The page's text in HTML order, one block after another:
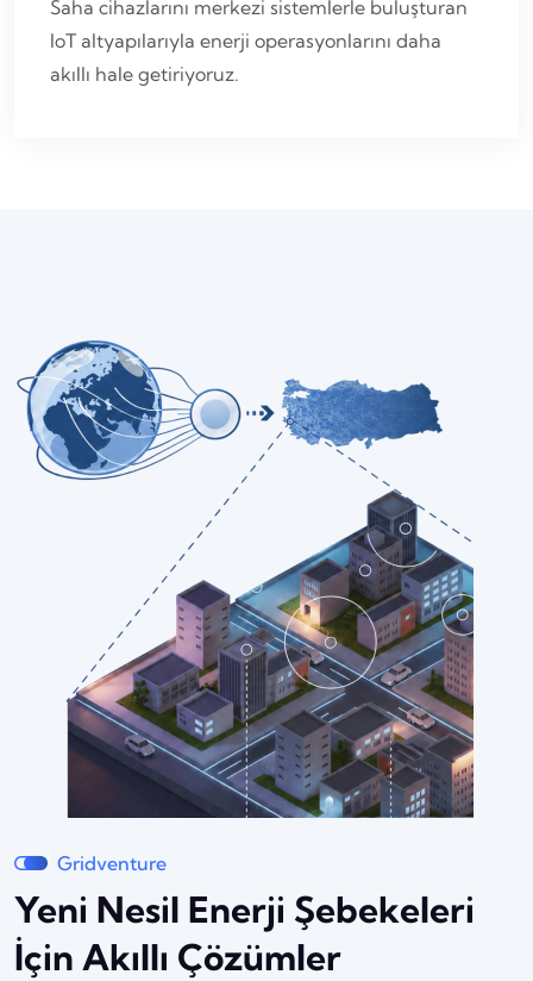
Saha cihazlarını merkezi sistemlerle buluşturan
IoT altyapılarıyla enerji operasyonlarını daha
akıllı hale getiriyoruz.
Gridventure
Yeni Nesil Enerji Şebekeleri
İçin Akıllı Çözümler